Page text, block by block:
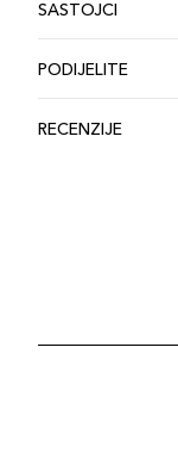
SASTOJCI
PODIJELITE
RECENZIJE